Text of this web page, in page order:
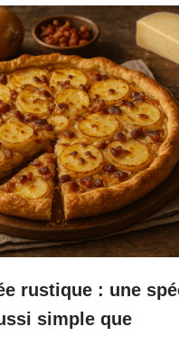
rustique : une
simple que